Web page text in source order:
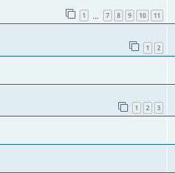
1 7 8 9 10 11
1 2
1 2 3